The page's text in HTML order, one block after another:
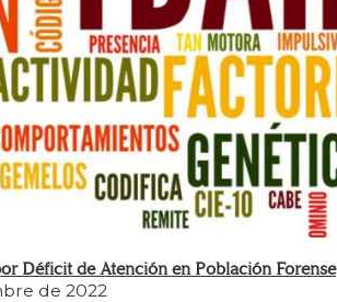
Déficit de Atención en Población Forense
de 2022